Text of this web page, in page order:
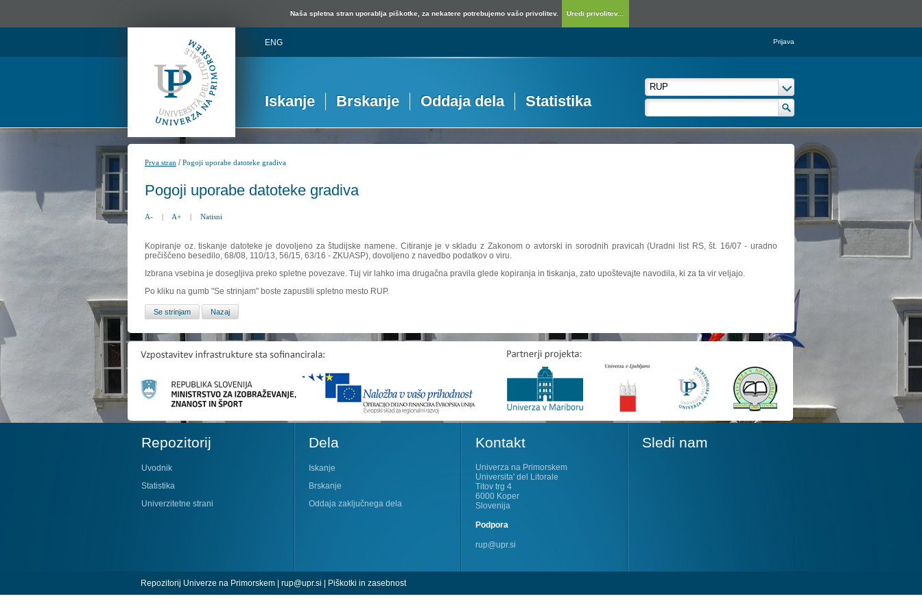
Naša spletna stran uporablja piškotke, za nekatere potrebujemo vašo privolitev. Uredi privolitev...
ENG Prijava
Iskanje Brskanje Oddaja dela Statistika
Prva stran /Pogoji uporabe datoteke gradiva
Pogoji uporabe datoteke gradiva
A- | A+ | Natisni
Kopiranje oz. tiskanje datoteke je dovoljeno za študijske namene. Citiranje je v skladu z Zakonom o avtorski in sorodnih pravicah (Uradni list RS, št. 16/07 - uradno
prečiščeno besedilo, 68/08, 110/13, 56/15, 63/16 - ZKUASP), dovoljeno z navedbo podatkov o viru.
Izbrana vsebina je dosegljiva preko spletne povezave. Tuj vir lahko ima drugačna pravila glede kopiranja in tiskanja, zato upoštevajte navodila, ki za ta vir veljajo.
Po kliku na gumb "Se strinjam" boste zapustili spletno mesto RUP.
Repozitorij
Uvodnik
Statistika
Univerzitetne strani
Dela
Iskanje
Brskanje
Oddaja zaključnega dela
Kontakt
Univerza na Primorskem
Universita' del Litorale
Titov trg 4
6000 Koper
Slovenija
Podpora
rup@upr.si
Sledi nam
Repozitorij Univerze na Primorskem | rup@upr.si | Piškotki in zasebnost